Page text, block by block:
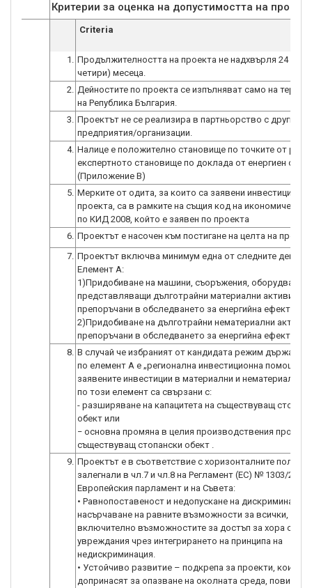
Критерии за оценка на допустимостта на
Criteria
1. Продължителността на проекта не надхвърля 24
четири) месеца.
2. Дейностите по проекта се изпълняват само на
на Република България.
3. Проектът не се реализира в партньорство с други
предприятия/организации.
4. Налице е положително становище по точките от
експертното становище по доклада от енергиен одит
(Приложение В)
5. Мерките от одита, за които са заявени инвестиции по
проекта, са в рамките на същия код на икономическа
по КИД 2008, който е заявен по проекта
6. Проектът е насочен към постигане на целта на
7. Проектът включва минимум една от следните
Елемент А:
1)Придобиване на машини, съоръжения, оборудване
представляващи дълготрайни материални активи,
препоръчани в обследването за енергийна
2)Придобиване на дълготрайни нематериални активи,
препоръчани в обследването за енергийна
8. В случай че избраният от кандидата режим
по елемент А е „регионална инвестиционна помощ“,
заявените инвестиции в материални и нематериални
по този елемент са свързани с:
- разширяване на капацитета на съществуващ
обект или
− основна промяна в целия производствения процес
съществуващ стопански обект .
9. Проектът е в съответствие с хоризонталните
залегнали в чл.7 и чл.8 на Регламент (ЕС) № 1303/2013
Европейския парламент и на Съвета:
• Равнопоставеност и недопускане на дискриминация -
насърчаване на равните възможности за всички,
включително възможностите за достъп за хора с
увреждания чрез интегрирането на принципа на
недискриминация.
• Устойчиво развитие – подкрепа за проекти, които
допринасят за опазване на околната среда,